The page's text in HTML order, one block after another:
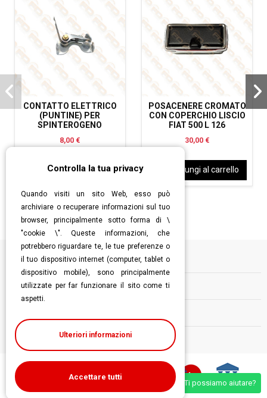
CONTATTO ELETTRICO
(PUNTINE) PER
SPINTEROGENO
8,00 €
Aggiungi al carrello
POSACENERE CROMATO
CON COPERCHIO LISCIO
FIAT 500 L 126
30,00 €
Aggiungi al carrello
Informazioni
Follow us
Ti possiamo aiutare?
Controlla la tua privacy
Quando visiti un sito Web, esso può
archiviare o recuperare informazioni sul tuo
browser, principalmente sotto forma di \
"cookie \". Queste informazioni, che
potrebbero riguardare te, le tue preferenze o
il tuo dispositivo internet (computer, tablet o
dispositivo mobile), sono principalmente
utilizzate per far funzionare il sito come ti
aspetti.
Ulteriori informazioni
Accettare tutti